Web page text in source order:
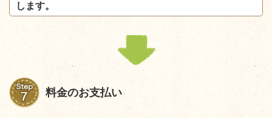
します。
料金のお支払い